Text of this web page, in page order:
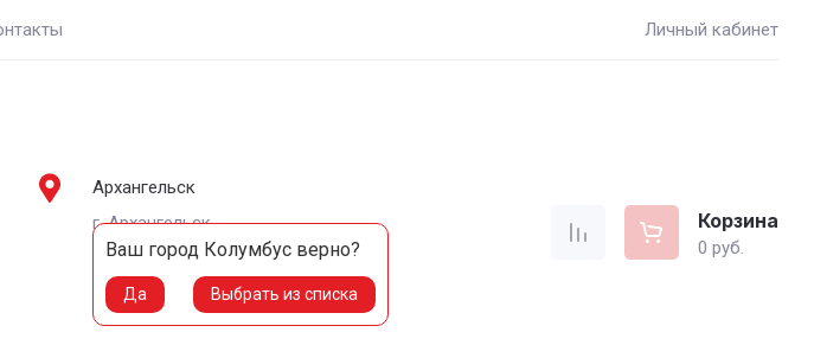
Личный кабинет
Архангельск
Ваш город Колумбусверно?
Да Выбрать из списка
г. Архангельск,
8-909-781-56-56
8-960-006-73-37
Корзина
0 руб.